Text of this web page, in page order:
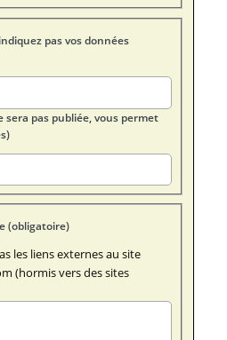
pas vos données
sera pas publiée, vous permet
Texte de votre message (obligatoire)
les liens externes au site
(hormis vers des sites